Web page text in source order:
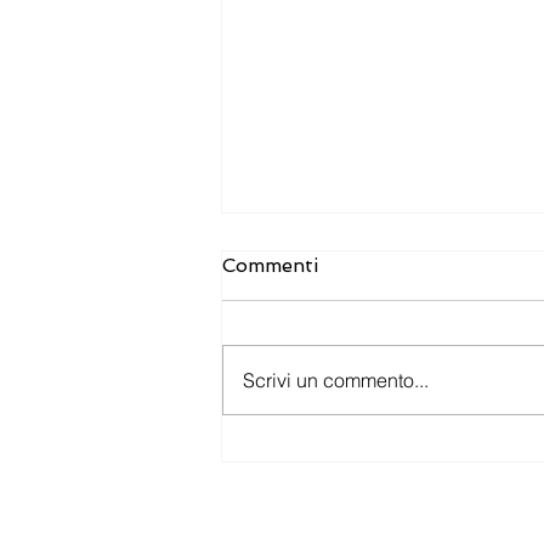
Commenti
Scrivi un commento...